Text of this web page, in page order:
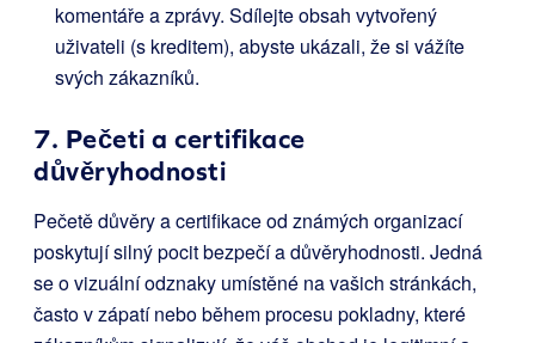
komentáře a zprávy. Sdílejte obsah vytvořený
uživateli (s kreditem), abyste ukázali, že si vážíte
svých zákazníků.
7. Pečeti a certifikace
důvěryhodnosti
Pečetě důvěry a certifikace od známých organizací
poskytují silný pocit bezpečí a důvěryhodnosti. Jedná
se o vizuální odznaky umístěné na vašich stránkách,
často v zápatí nebo během procesu pokladny, které